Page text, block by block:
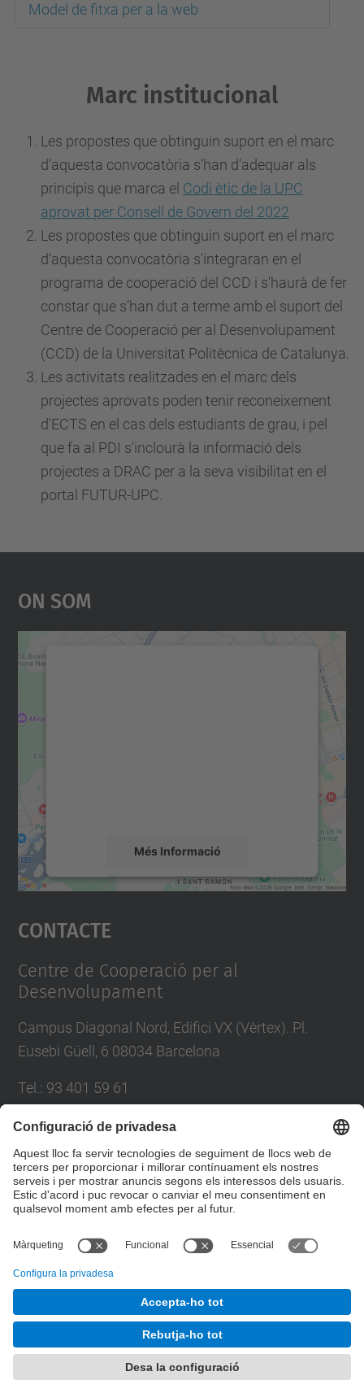
Model de fitxa per a la web
Marc institucional
Les propostes que obtinguin suport en el marc
d’aquesta convocatòria s’han d’adequar als
principis que marca el Codi ètic de la UPC
aprovat per Consell de Govern del 2022
Les propostes que obtinguin suport en el marc
d'aquesta convocatòria s'integraran en el
programa de cooperació del CCD i s'haurà de fer
constar que s’han dut a terme amb el suport del
Centre de Cooperació per al Desenvolupament
(CCD) de la Universitat Politècnica de Catalunya.
Les activitats realitzades en el marc dels
projectes aprovats poden tenir reconeixement
d'ECTS en el cas dels estudiants de grau, i pel
que fa al PDI s'inclourà la informació dels
projectes a DRAC per a la seva visibilitat en el
portal FUTUR-UPC.
On Som
Més Informació
Accepta
powered by
Contacte
Centre de Cooperació per al
Desenvolupament
Campus Diagonal Nord, Edifici VX (Vèrtex). Pl.
Eusebi Güell, 6 08034 Barcelona
Tel. : 93 401 59 61
E-mail:info.ccd@upc.edu
Directori UPC
Formulari de contacte
© UPCCentre de Cooperació per al Desenvolupament de la
UPC. Gabinet d'Innovació i Comunitat
Desenvolupat amb